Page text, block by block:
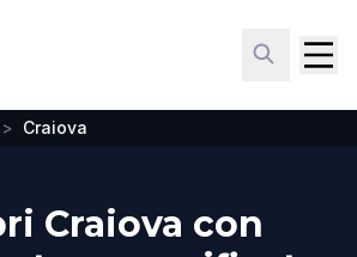
> Craiova
Craiova con